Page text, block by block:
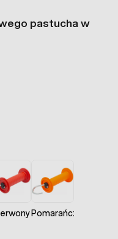
pastucha w
Pomarańczowy